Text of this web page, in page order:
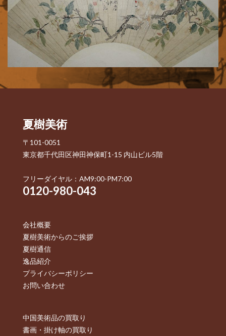
夏樹美術
〒101-0051
東京都千代田区神田神保町1-15 内山ビル5階
フリーダイヤル：AM9:00-PM7:00
0120-980-043
会社概要
夏樹美術からのご挨拶
夏樹通信
逸品紹介
プライバシーポリシー
お問い合わせ
中国美術品の買取り
書画・掛け軸の買取り